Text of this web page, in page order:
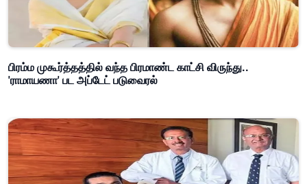
பிரம்ம முகூர்த்தத்தில் வந்த பிரமாண்ட காட்சி விருந்து..
'ராமாயணா' பட அப்டேட் படுவைரல்